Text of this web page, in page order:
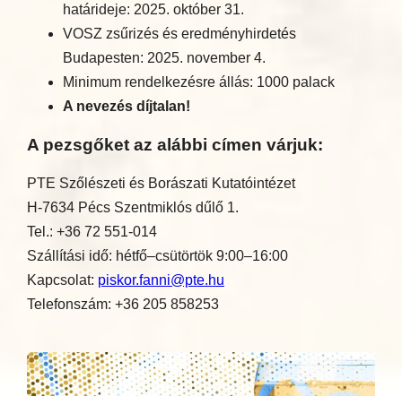
határideje: 2025. október 31.
VOSZ zsűrizés és eredményhirdetés
Budapesten: 2025. november 4.
Minimum rendelkezésre állás: 1000 palack
A nevezés díjtalan!
A pezsgőket az alábbi címen várjuk:
PTE Szőlészeti és Borászati Kutatóintézet
H-7634 Pécs Szentmiklós dűlő 1.
Tel.: +36 72 551-014
Szállítási idő: hétfő–csütörtök 9:00–16:00
Kapcsolat: piskor.fanni@pte.hu
Telefonszám: +36 205 858253